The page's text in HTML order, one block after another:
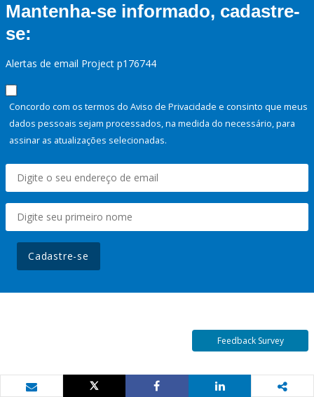
Mantenha-se informado, cadastre-
se:
Alertas de email Project p176744
Concordo com os termos do Aviso de Privacidade e consinto que meus
dados pessoais sejam processados, na medida do necessário, para
assinar as atualizações selecionadas.
Cadastre-se
Feedback Survey